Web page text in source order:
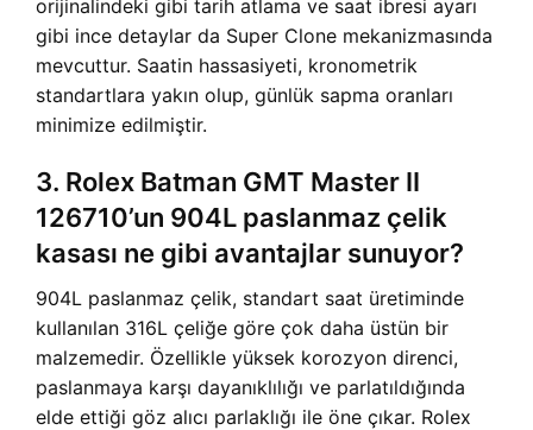
orijinalindeki gibi tarih atlama ve saat ibresi ayarı
gibi ince detaylar da Super Clone mekanizmasında
mevcuttur. Saatin hassasiyeti, kronometrik
standartlara yakın olup, günlük sapma oranları
minimize edilmiştir.
3. Rolex Batman GMT Master II
126710’un 904L paslanmaz çelik
kasası ne gibi avantajlar sunuyor?
904L paslanmaz çelik, standart saat üretiminde
kullanılan 316L çeliğe göre çok daha üstün bir
malzemedir. Özellikle yüksek korozyon direnci,
paslanmaya karşı dayanıklılığı ve parlatıldığında
elde ettiği göz alıcı parlaklığı ile öne çıkar. Rolex